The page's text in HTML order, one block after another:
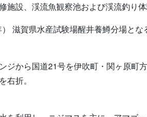
施設、渓流魚観察池および渓流釣り体
滋賀県水産試験場醒井養鱒分場とな
ジから国道21号を伊吹町・関ヶ原町方
右折。